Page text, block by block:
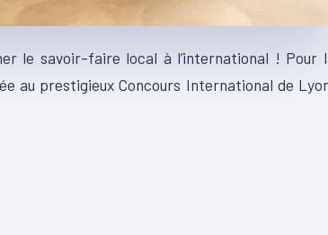
le savoir-faire local à l’international ! Pour
au prestigieux Concours International de